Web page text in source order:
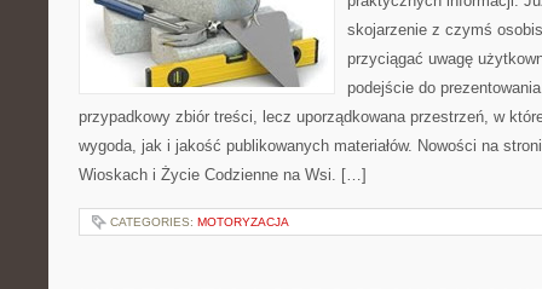
skojarzenie z czymś
przyciągać uwagę
podejście do
przypadkowy zbiór treści, lecz uporządkowana przestrzeń, w
wygoda, jak i jakość publikowanych materiałów. Nowości na
Wioskach i Życie Codzienne na Wsi. […]
CATEGORIES: MOTORYZACJA